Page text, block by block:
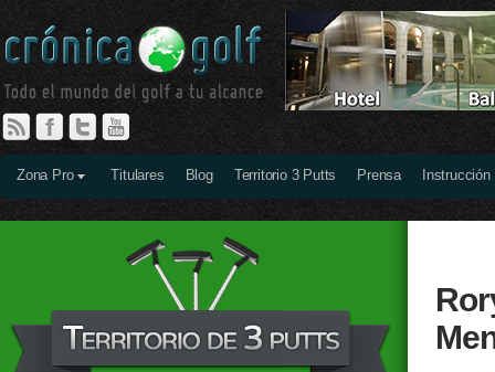
Zona Pro Titulares Blog Territorio 3 Putts Prensa Instrucción